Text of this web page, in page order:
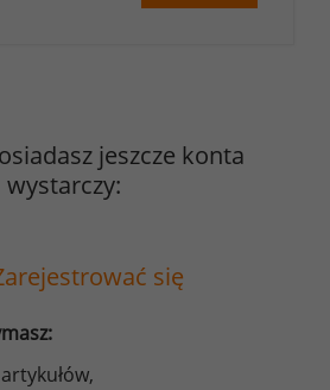
jeszcze konta
wystarczy:
się